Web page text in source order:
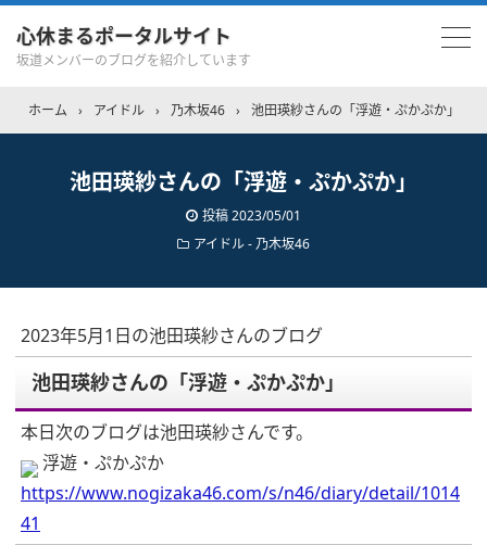
心休まるポータルサイト
坂道メンバーのブログを紹介しています
ホーム › アイドル › 乃木坂46 › 池田瑛紗さんの「浮遊・ぷかぷか」
池田瑛紗さんの「浮遊・ぷかぷか」
投稿2023/05/01
アイドル - 乃木坂46
2023年5月1日の池田瑛紗さんのブログ
池田瑛紗さんの「浮遊・ぷかぷか」
本日次のブログは池田瑛紗さんです。
浮遊・ぷかぷか
https://www.nogizaka46.com/s/n46/diary/detail/1014
41